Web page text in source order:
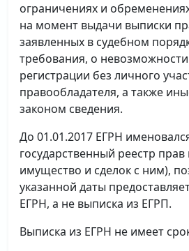
ограничениях и
на момент выдачи выписки
заявленных в судебном
требования, о
регистрации без личного
правообладателя, а также
законом сведения.
До 01.01.2017 ЕГРН
государственный реестр
имущество и сделок с ним),
указанной даты
ЕГРН, а не выписка из ЕГРП.
Выписка из ЕГРН не имеет